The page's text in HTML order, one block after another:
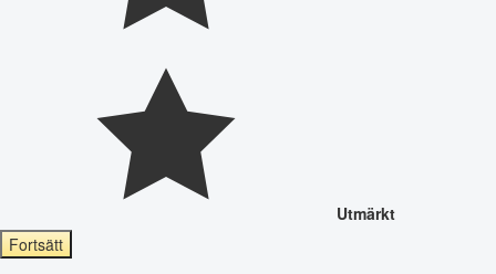
Utmärkt
Fortsätt